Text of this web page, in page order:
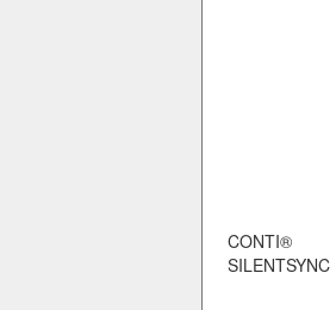
CONTI®
SILENTSYNC